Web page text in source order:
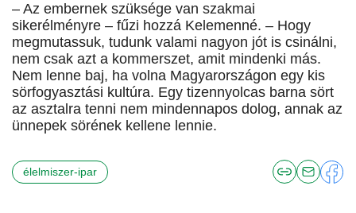
– Az embernek szüksége van szakmai
sikerélményre – fűzi hozzá Kelemenné. – Hogy
megmutassuk, tudunk valami nagyon jót is csinálni,
nem csak azt a kommerszet, amit mindenki más.
Nem lenne baj, ha volna Magyarországon egy kis
sörfogyasztási kultúra. Egy tizennyolcas barna sört
az asztalra tenni nem mindennapos dolog, annak az
ünnepek sörének kellene lennie.
élelmiszer-ipar